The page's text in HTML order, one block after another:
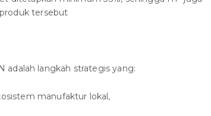
tersebut
adalah langkah strategis yang:
manufaktur lokal,